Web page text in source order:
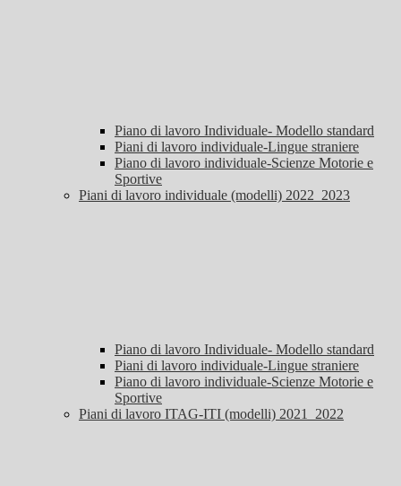
Piano di lavoro Individuale- Modello standard
Piani di lavoro individuale-Lingue straniere
Piano di lavoro individuale-Scienze Motorie e
Sportive
Piani di lavoro individuale (modelli) 2022_2023
Piano di lavoro Individuale- Modello standard
Piani di lavoro individuale-Lingue straniere
Piano di lavoro individuale-Scienze Motorie e
Sportive
Piani di lavoro ITAG-ITI (modelli) 2021_2022